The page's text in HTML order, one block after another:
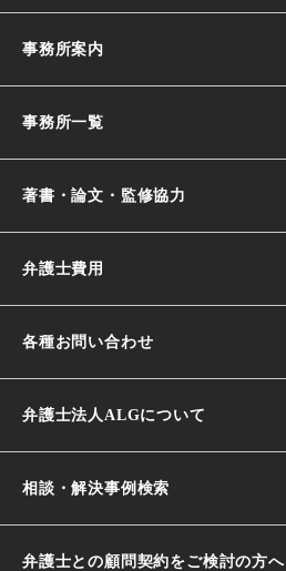
事務所案内
事務所一覧
著書・論文・監修協力
弁護士費用
各種お問い合わせ
弁護士法人ALGについて
相談・解決事例検索
弁護士との顧問契約をご検討の方へ